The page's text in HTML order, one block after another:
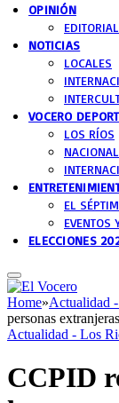
OPINIÓN
EDITORIAL
NOTICIAS
LOCALES
VOCERO
LOS RÍOS
EL
EVENTOS
ELECCIONES
Home»Actualidad
personas
Actualidad - Los
CCPID